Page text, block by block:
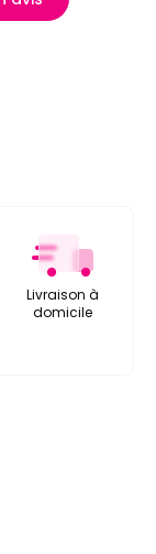
Livraison à
domicile